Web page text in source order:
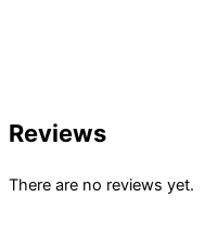
Reviews
There are no reviews yet.